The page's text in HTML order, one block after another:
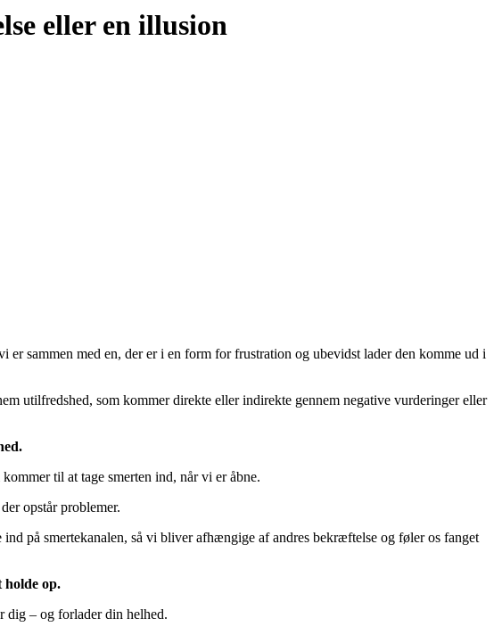
eller en illusion
sammen med en, der er i en form for frustration og ubevidst lader den komme ud i
utilfredshed, som kommer direkte eller indirekte gennem negative vurderinger eller
til at tage smerten ind, når vi er åbne.
opstår problemer.
på smertekanalen, så vi bliver afhængige af andres bekræftelse og føler os fanget
op.
dig – og forlader din helhed.